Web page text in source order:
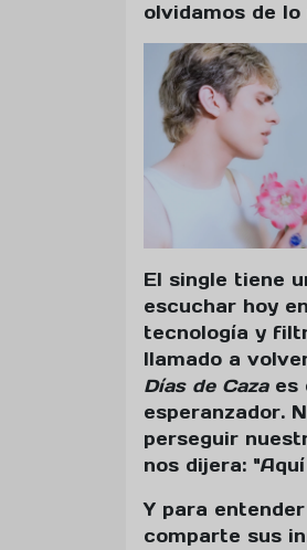
olvidamos de lo
El single tiene
escuchar hoy
tecnología y
llamado a
Días de Cazaes
esperanzador.
perseguir
nos dijera:
Y para
comparte sus